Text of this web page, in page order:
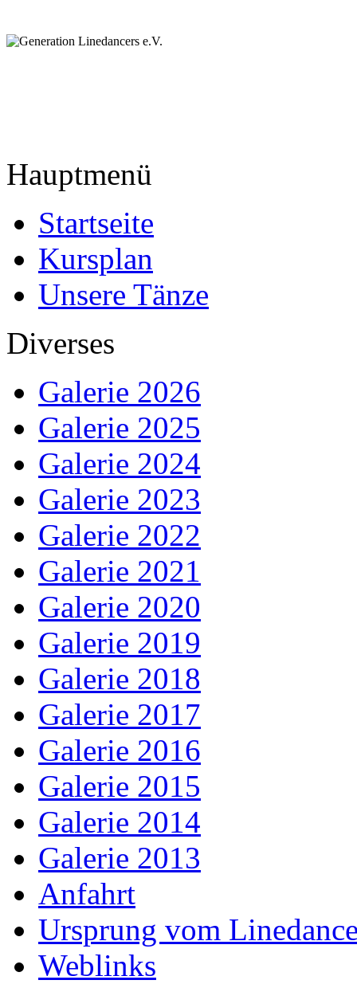
Hauptmenü
Startseite
Kursplan
Unsere Tänze
Diverses
Galerie 2026
Galerie 2025
Galerie 2024
Galerie 2023
Galerie 2022
Galerie 2021
Galerie 2020
Galerie 2019
Galerie 2018
Galerie 2017
Galerie 2016
Galerie 2015
Galerie 2014
Galerie 2013
Anfahrt
Ursprung vom
Weblinks